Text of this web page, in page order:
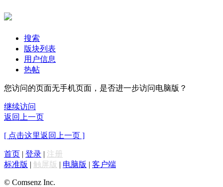
搜索
版块列表
用户信息
热帖
您访问的页面无手机页面，是否进一步访问电脑版？
继续访问
返回上一页
[ 点击这里返回上一页 ]
首页 | 登录 | 注册
标准版 | 触屏版 | 电脑版 | 客户端
© Comsenz Inc.